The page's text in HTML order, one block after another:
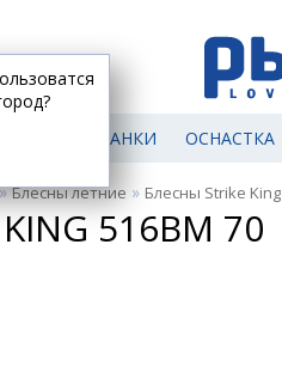
ПРИМАНКИ ОСНАСТКА
Блесны летние » Блесны Strike King
516BM 70